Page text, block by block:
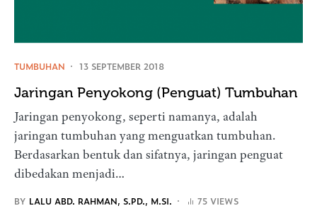
TUMBUHAN 13 SEPTEMBER 2018
Jaringan Penyokong (Penguat) Tumbuhan
Jaringan penyokong, seperti namanya, adalah
jaringan tumbuhan yang menguatkan tumbuhan.
Berdasarkan bentuk dan sifatnya, jaringan penguat
dibedakan menjadi…
BY LALU ABD. RAHMAN, S.PD., M.SI. 75 VIEWS